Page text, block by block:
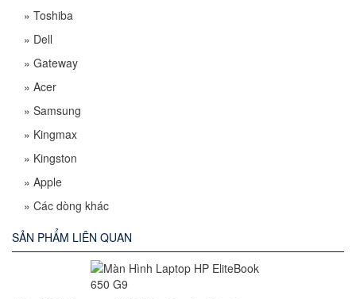
» Toshiba
» Dell
» Gateway
» Acer
» Samsung
» Kingmax
» Kingston
» Apple
» Các dòng khác
SẢN PHẨM LIÊN QUAN